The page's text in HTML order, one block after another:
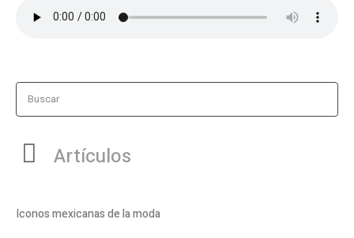
Buscar
Artículos
Iconos mexicanas de la moda